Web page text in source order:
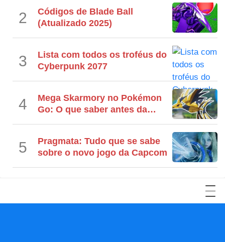
2
Códigos de Blade Ball
(Atualizado 2025)
3
Lista com todos os troféus do
Cyberpunk 2077
4
Mega Skarmory no Pokémon
Go: O que saber antes da
5
Pragmata: Tudo que se sabe
sobre o novo jogo da Capcom